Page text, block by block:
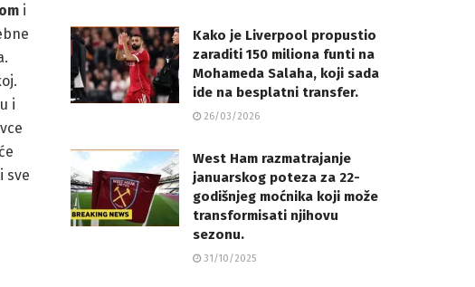
i
i
sve
Kako je Liverpool propustio
zaraditi 150 miliona funti na
Mohameda Salaha, koji sada
ide na besplatni transfer.
26/03/2026
West Ham razmatrajanje
januarskog poteza za 22-
godišnjeg moćnika koji može
transformisati njihovu
sezonu.
31/10/2025